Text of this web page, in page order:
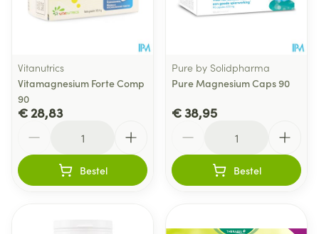
Vitanutrics
Vitamagnesium Forte Comp
90
€ 28,83
Bestel
Pure by Solidpharma
Pure Magnesium Caps 90
€ 38,95
Bestel